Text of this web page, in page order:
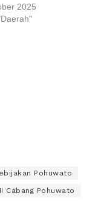
2025
Pohuwato
Cabang Pohuwato